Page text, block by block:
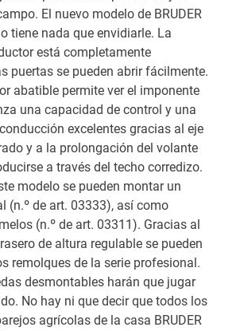
El nuevo modelo de BRUDER
tiene nada que envidiarle. La
está completamente
puertas se pueden abrir fácilmente.
abatible permite ver el imponente
una capacidad de control y una
excelentes gracias al eje
y a la prolongación del volante
a través del techo corredizo.
modelo se pueden montar un
(n.º de art. 03333), así como
(n.º de art. 03311). Gracias al
de altura regulable se pueden
remolques de la serie profesional.
desmontables harán que jugar
No hay ni que decir que todos los
agrícolas de la casa BRUDER